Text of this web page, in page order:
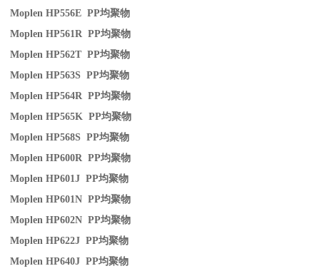
Moplen HP556E PP均聚物
Moplen HP561R PP均聚物
Moplen HP562T PP均聚物
Moplen HP563S PP均聚物
Moplen HP564R PP均聚物
Moplen HP565K PP均聚物
Moplen HP568S PP均聚物
Moplen HP600R PP均聚物
Moplen HP601J PP均聚物
Moplen HP601N PP均聚物
Moplen HP602N PP均聚物
Moplen HP622J PP均聚物
Moplen HP640J PP均聚物